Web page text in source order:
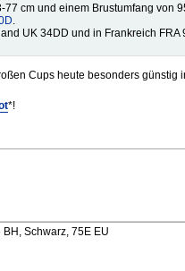
cm und einem Brustumfang von
UK 34DD und in Frankreich FRA
Cups heute besonders günstig
*!
Schwarz, 75E EU